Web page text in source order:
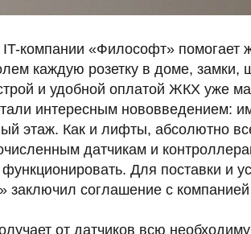
компании «Философт» помогает
каждую розетку в доме, замки,
и удобной оплатой ЖКХ уже
интересным нововведением:
этаж. Как и лифты, абсолютно
датчикам и
Для поставки и
заключил соглашение с
от датчиков всю